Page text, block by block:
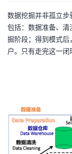
藏
数据挖掘并非孤立
包括：数据准备、
掘阶段；得到模式
户。只有走完这一闭